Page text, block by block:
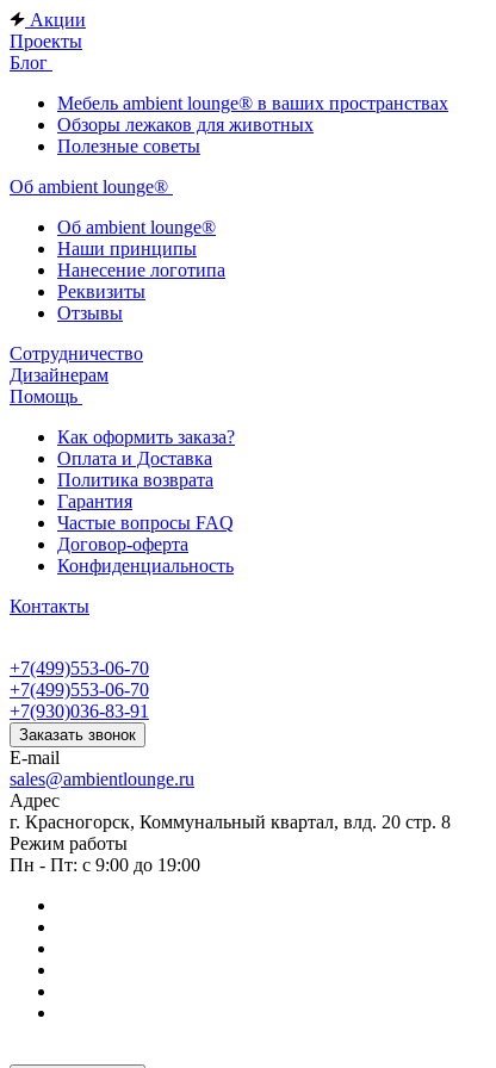
Акции
Проекты
Блог
Мебель ambient lounge® в ваших пространствах
Обзоры лежаков для животных
Полезные советы
Об ambient lounge®
Oб ambient lounge®
Наши принципы
Нанесение логотипа
Реквизиты
Отзывы
Сотрудничество
Дизайнерам
Помощь
Как оформить заказа?
Оплата и Доставка
Политика возврата
Гарантия
Частые вопросы FAQ
Договор-оферта
Конфиденциальность
Контакты
+7(499)553-06-70
+7(499)553-06-70
+7(930)036-83-91
Заказать звонок
E-mail
sales@ambientlounge.ru
Адрес
г. Красногорск, Коммунальный квартал, влд. 20 стр. 8
Режим работы
Пн - Пт: с 9:00 до 19:00